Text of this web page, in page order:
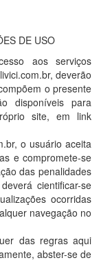
DE USO
aos serviços
deverão
o presente
disponíveis para
site, em link
o usuário aceita
e compromete-se
das penalidades
cientificar-se
ocorridas
navegação no
das regras aqui
abster-se de